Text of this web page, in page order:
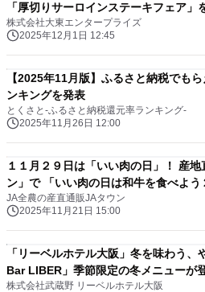
「厚切りサーロインステーキフェア」
株式会社大東エンタープライズ
2025年12月1日 12:45
【2025年11月版】ふるさと納税でも
ンキングを発表
とくさと-ふるさと納税還元率ランキング-
2025年11月26日 12:00
１１月２９日は「いい肉の日」！ 産
ン」で 「いい肉の日は和牛を食べよう
JA全農の産直通販JAタウン
2025年11月21日 15:00
「リーベルホテル大阪」冬を味わう
Bar LIBER」季節限定の冬メニューが
株式会社武蔵野 リーベルホテル大阪